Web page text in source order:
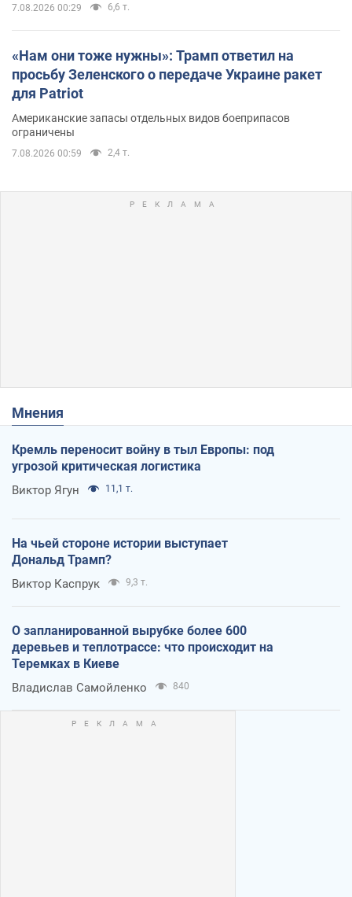
7.08.2026 00:29 6,6 т.
«Нам они тоже нужны»: Трамп ответил на
просьбу Зеленского о передаче Украине ракет
для Patriot
Американские запасы отдельных видов боеприпасов
ограничены
7.08.2026 00:59 2,4 т.
Мнения
Кремль переносит войну в тыл Европы: под
угрозой критическая логистика
Виктор Ягун 11,1 т.
На чьей стороне истории выступает
Дональд Трамп?
Виктор Каспрук 9,3 т.
О запланированной вырубке более 600
деревьев и теплотрассе: что происходит на
Теремках в Киеве
Владислав Самойленко 840